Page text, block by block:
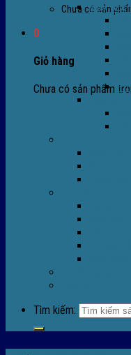
Chưa có sản
0
Giỏ hàng
Chưa có sản phẩm
Máy bọc
Tìm kiếm: